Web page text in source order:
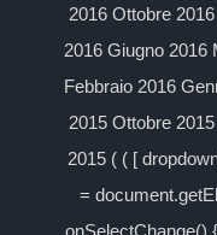
2016 Ottobre
2016 Giugno 2016
Febbraio 2016
2015 Ottobre
2015 ( ( [
=
onSelectChange()